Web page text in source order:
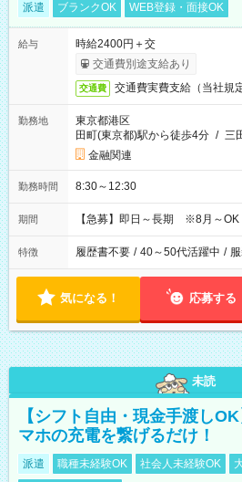
派遣 ブランクOK WEB登録・面接OK
給与
時給2400円＋交
交通費別途支給あり
交通費 交通費実費支給（当社規
勤務地
東京都港区
田町(東京都)駅から徒歩4分 / 三
金融関連
勤務時間 8:30～12:30
期間 【急募】即日～長期 ※8月～OK
特徴 履歴書不要 / 40～50代活躍中 /
気になる！ 応募する
未読
【シフト自由・現金手渡し
マホの充電を繋げるだけ！
派遣 職種未経験OK 社会人未経験OK